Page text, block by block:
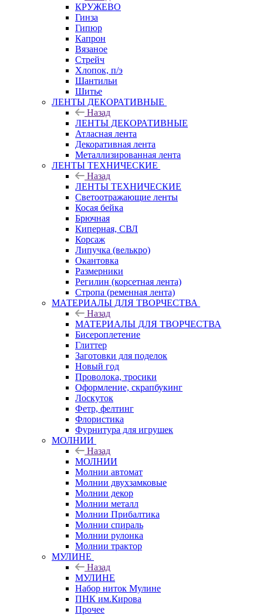
КРУЖЕВО
Гинза
Гипюр
Капрон
Вязаное
Стрейч
Хлопок, п/э
Шантильи
Шитье
ЛЕНТЫ ДЕКОРАТИВНЫЕ
Назад
ЛЕНТЫ ДЕКОРАТИВНЫЕ
Атласная лента
Декоративная лента
Металлизированная лента
ЛЕНТЫ ТЕХНИЧЕСКИЕ
Назад
ЛЕНТЫ ТЕХНИЧЕСКИЕ
Светоотражающие ленты
Косая бейка
Брючная
Киперная, СВЛ
Корсаж
Липучка (велькро)
Окантовка
Размерники
Регилин (корсетная лента)
Стропа (ременная лента)
МАТЕРИАЛЫ ДЛЯ ТВОРЧЕСТВА
Назад
МАТЕРИАЛЫ ДЛЯ ТВОРЧЕСТВА
Бисероплетение
Глиттер
Заготовки для поделок
Новый год
Проволока, тросики
Оформление, скрапбукинг
Лоскуток
Фетр, фелтинг
Флористика
Фурнитура для игрушек
МОЛНИИ
Назад
МОЛНИИ
Молнии автомат
Молнии двухзамковые
Молнии декор
Молнии металл
Молнии Прибалтика
Молнии спираль
Молнии рулонка
Молнии трактор
МУЛИНЕ
Назад
МУЛИНЕ
Набор ниток Мулине
ПНК им.Кирова
Прочее